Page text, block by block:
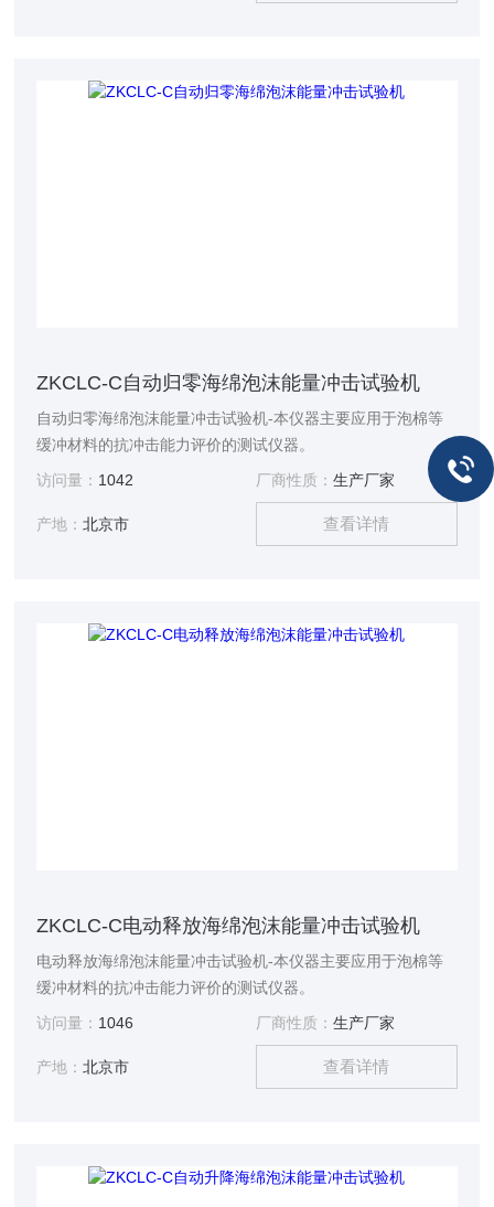
ZKCLC-C自动归零海绵泡沫能量冲击试验机
自动归零海绵泡沫能量冲击试验机-本仪器主要应用于泡棉等
缓冲材料的抗冲击能力评价的测试仪器。
访问量： 1042 厂商性质： 生产厂家
产地：北京市 查看详情
ZKCLC-C电动释放海绵泡沫能量冲击试验机
电动释放海绵泡沫能量冲击试验机-本仪器主要应用于泡棉等
缓冲材料的抗冲击能力评价的测试仪器。
访问量： 1046 厂商性质： 生产厂家
产地：北京市 查看详情